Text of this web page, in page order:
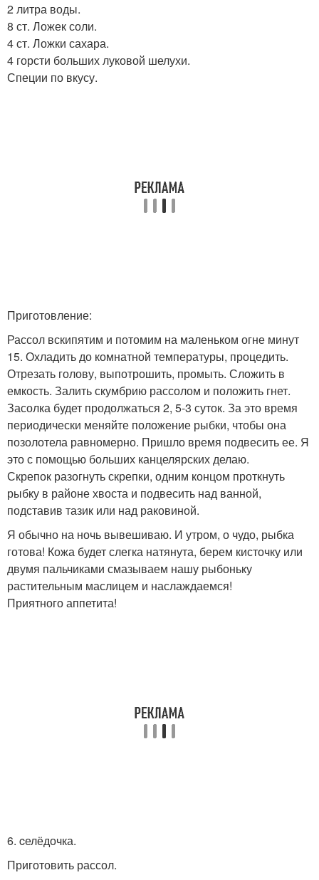
2 литра воды.
8 ст. Ложек соли.
4 ст. Ложки сахара.
4 горсти больших луковой шелухи.
Специи по вкусу.
Приготовление:
Рассол вскипятим и потомим на маленьком огне минут
15. Охладить до комнатной температуры, процедить.
Отрезать голову, выпотрошить, промыть. Сложить в
емкость. Залить скумбрию рассолом и положить гнет.
Засолка будет продолжаться 2, 5-3 суток. За это время
периодически меняйте положение рыбки, чтобы она
позолотела равномерно. Пришло время подвесить ее. Я
это с помощью больших канцелярских делаю.
Скрепок разогнуть скрепки, одним концом проткнуть
рыбку в районе хвоста и подвесить над ванной,
подставив тазик или над раковиной.
Я обычно на ночь вывешиваю. И утром, о чудо, рыбка
готова! Кожа будет слегка натянута, берем кисточку или
двумя пальчиками смазываем нашу рыбоньку
растительным маслицем и наслаждаемся!
Приятного аппетита!
6. cелёдочка.
Приготовить рассол.